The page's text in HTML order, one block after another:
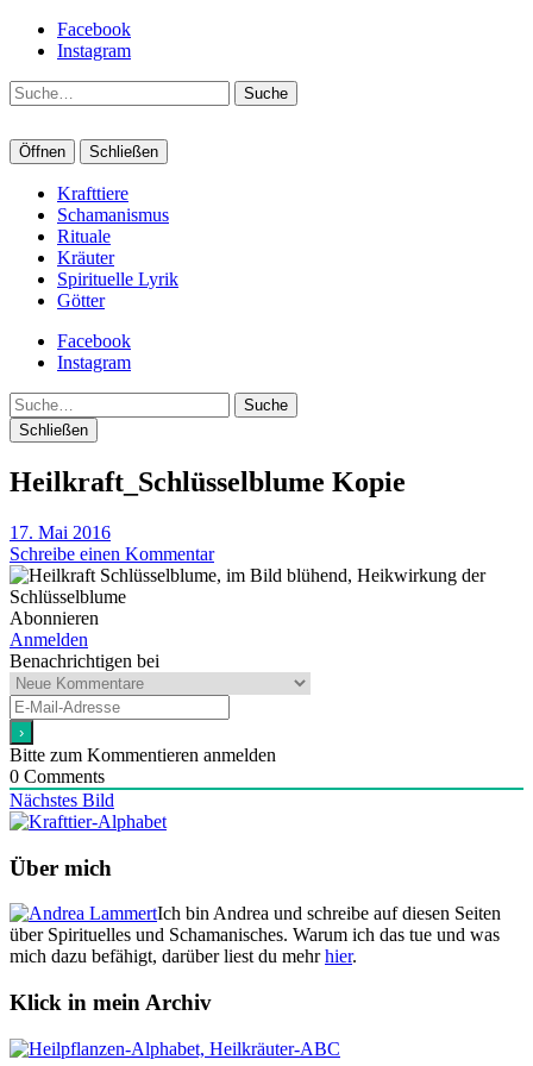
Facebook
Instagram
Suche
Öffnen Schließen
Krafttiere
Schamanismus
Rituale
Kräuter
Spirituelle Lyrik
Götter
Facebook
Instagram
Suche
Schließen
Heilkraft_Schlüsselblume Kopie
17. Mai 2016
Schreibe einen Kommentar
Abonnieren
Anmelden
Benachrichtigen bei
Bitte zum Kommentieren anmelden
0 Comments
Nächstes Bild
Über mich
Ich bin Andrea und schreibe auf diesen Seiten
über Spirituelles und Schamanisches. Warum ich das tue und was
mich dazu befähigt, darüber liest du mehrhier.
Klick in mein Archiv